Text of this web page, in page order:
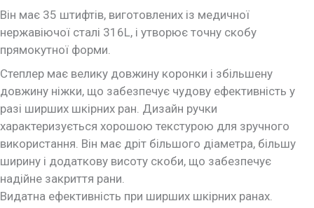
Він має 35 штифтів, виготовлених із медичної
нержавіючої сталі 316L, і утворює точну скобу
прямокутної форми.
Степлер має велику довжину коронки і збільшену
довжину ніжки, що забезпечує чудову ефективність у
разі ширших шкірних ран. Дизайн ручки
характеризується хорошою текстурою для зручного
використання. Він має дріт більшого діаметра, більшу
ширину і додаткову висоту скоби, що забезпечує
надійне закриття рани.
Видатна ефективність при ширших шкірних ранах.